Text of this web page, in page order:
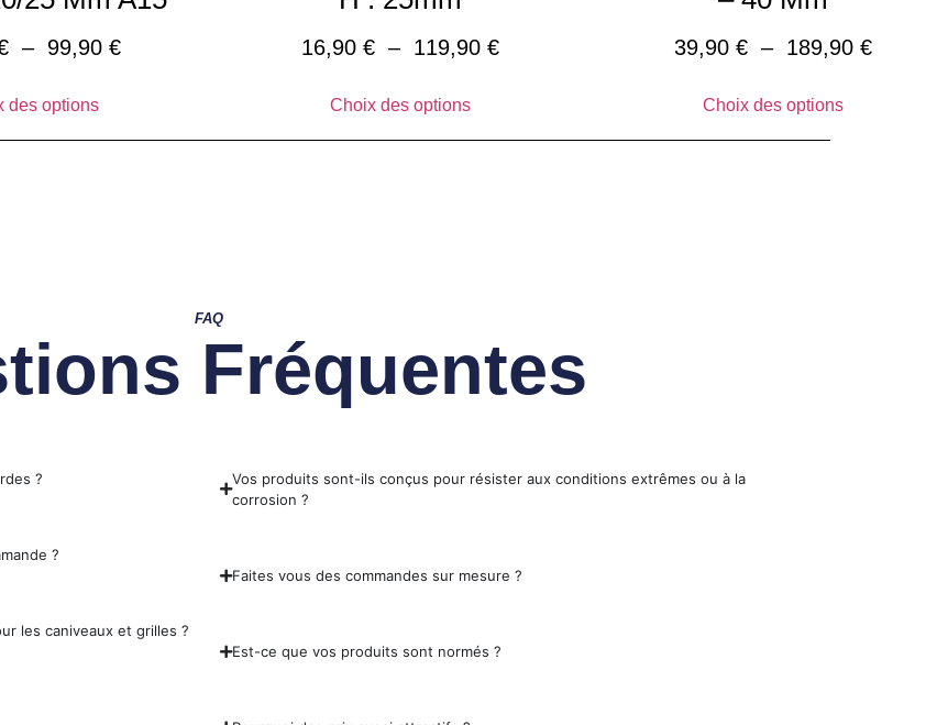
– 99,90€
des options
16,90€ – 119,90€
Choix des options
39,90 € – 189,90 €
Choix des options
FAQ
Fréquentes
?
?
les caniveaux et grilles ?
Vos produits sont-ils conçus pour résister aux conditions extrêmes ou à la
corrosion ?
Faites vous des commandes sur mesure ?
Est-ce que vos produits sont normés ?